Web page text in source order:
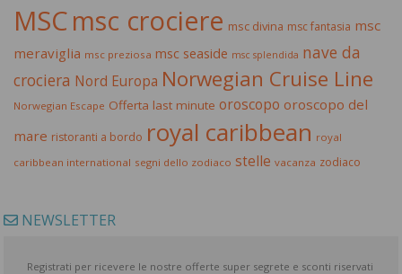
MSCmsc crociere msc divina msc fantasia msc
meraviglia msc preziosa msc seaside msc splendida nave da
crociera Nord Europa Norwegian Cruise Line
Norwegian Escape Offerta last minute oroscopo oroscopo del
mare ristoranti a bordo royal caribbean royal
caribbean international segni dello zodiaco stelle vacanza zodiaco
NEWSLETTER
Registrati per ricevere le nostre offerte super segrete e sconti riservati